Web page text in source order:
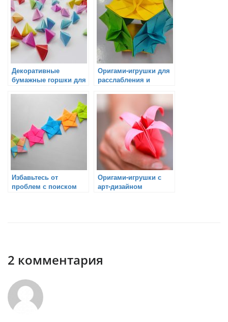
Декоративные
бумажные горшки для
Оригами-игрушки для
расслабления и
Избавьтесь от
проблем с поиском
Оригами-игрушки с
арт-дизайном
2 комментария